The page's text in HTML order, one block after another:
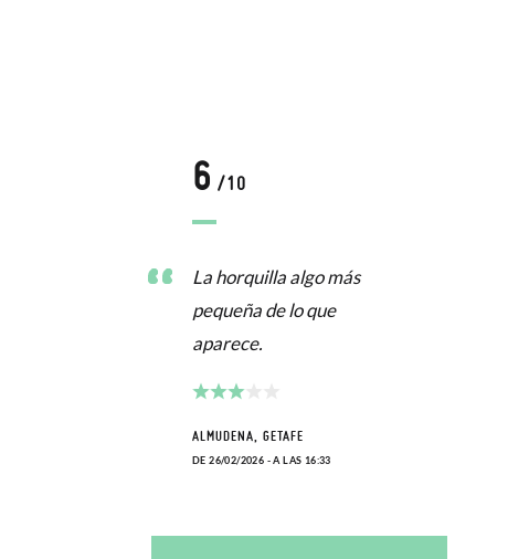
6 /10
La horquilla algo más
pequeña de lo que
aparece.
ALMUDENA, GETAFE
DE 26/02/2026 - A LAS 16:33